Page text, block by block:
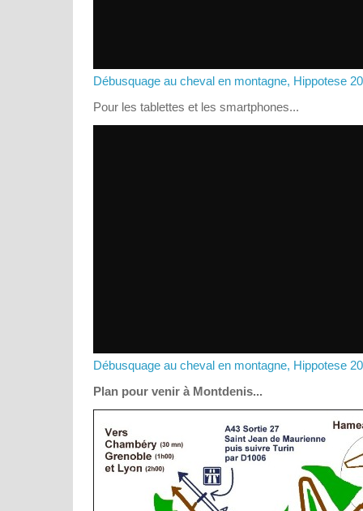
Débusquage au cheval en montagne, Hippotese
Pour les tablettes et les smartphones...
Débusquage au cheval en montagne, Hippotese
Plan pour venir à Montdenis...